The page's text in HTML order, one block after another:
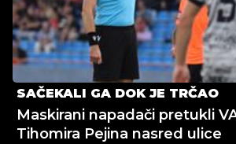
SAČEKALI GA DOK JE TRČAO
Maskirani napadači pretukli
Tihomira Pejina nasred ulice